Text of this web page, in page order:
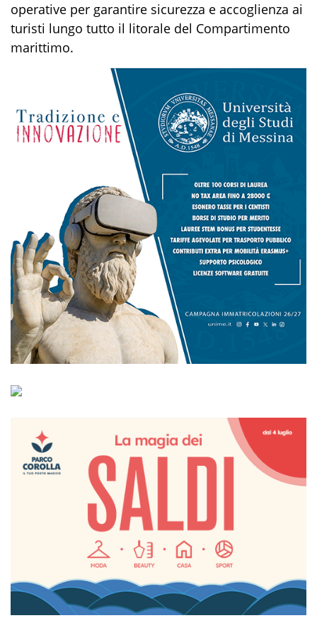
operative per garantire sicurezza e accoglienza ai
turisti lungo tutto il litorale del Compartimento
marittimo.